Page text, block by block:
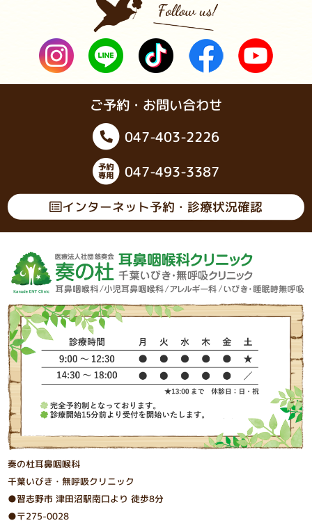
ご予約・お問い合わせ
047-403-2226
047-493-3387
インターネット予約・診療状況確認
奏の杜耳鼻咽喉科
千葉いびき・無呼吸クリニック
●習志野市 津⽥沼駅南⼝より 徒歩8分
●〒275-0028